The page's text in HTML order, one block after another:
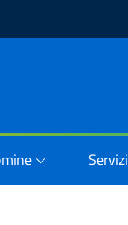
Servizi